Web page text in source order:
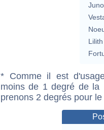
Lilith
* Comme il est
moins de 1 degré de la
prenons 2 degrés pour